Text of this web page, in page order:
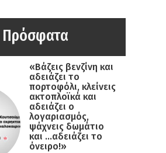
Πρόσφατα
«Βάζεις βενζίνη και
αδειάζει το
πορτοφόλι, κλείνεις
ακτοπλοϊκά και
αδειάζει ο
λογαριασμός,
ψάχνεις δωμάτιο
και …αδειάζει το
όνειρο!»